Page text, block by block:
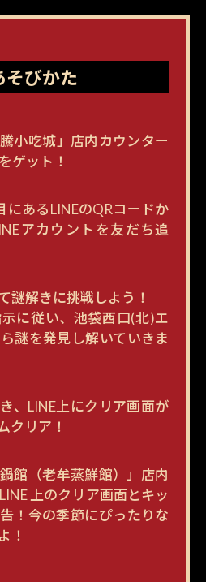
びかた
小吃城」店内カウンター
ゲット！
にあるLINEのQRコードか
アカウントを友だち追
謎解きに挑戦しよう！
に従い、池袋西口(北)エ
謎を発見し解いていきま
、LINE上にクリア画面が
クリア！
館（老牟蒸鮮館）」店内
上のクリア画面とキッ
！今の季節にぴったりな
！